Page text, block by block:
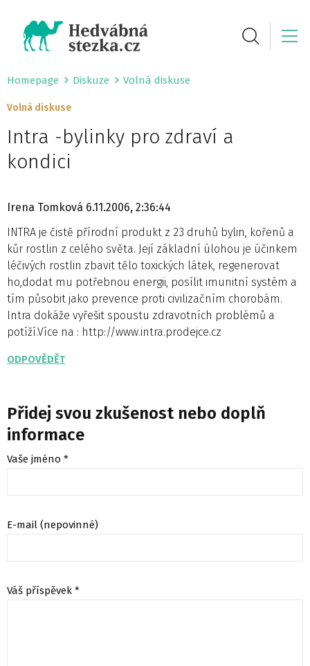
Homepage Diskuze Volná diskuse
Volná diskuse
Intra -bylinky pro zdraví a
kondici
Irena Tomková 6.11.2006, 2:36:44
INTRA je čistě přírodní produkt z 23 druhů bylin, kořenů a
kůr rostlin z celého světa. Její základní úlohou je účinkem
léčivých rostlin zbavit tělo toxických látek, regenerovat
ho,dodat mu potřebnou energii, posílit imunitní systém a
tím působit jako prevence proti civilizačním chorobám.
Intra dokáže vyřešit spoustu zdravotních problémů a
potíží.Více na : http://www.intra.prodejce.cz
ODPOVĚDĚT
Přidej svou zkušenost nebo doplň
informace
Vaše jméno *
E-mail (nepovinné)
Váš příspěvek *